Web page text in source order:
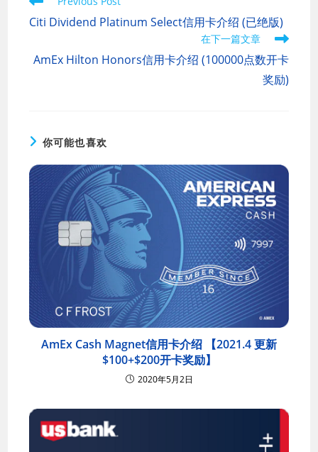
articles
Citi Dividend Platinum Select信用卡介绍 (已绝版)
在下一篇文章
AmEx Hilton Honors信用卡介绍 (100000点数开卡
奖励)
你可能也喜欢
AmEx Cash Magnet信用卡介绍 【2021.4 更新
$100+$200开卡奖励】
2020年5月2日